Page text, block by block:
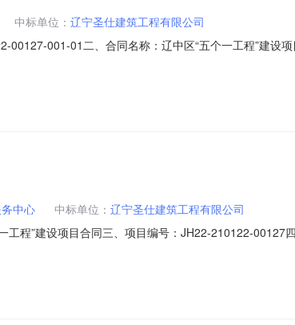
中标单位： 辽宁圣仕建筑工程有限公司
00127-001-01二、合同名称：辽中区“五个一工程”建设
联系方式：13897941116六、合同主要信息主要标的名
中心 中标单位： 辽宁圣仕建筑工程有限公司
程”建设项目合同三、项目编号：JH22-210122-00127
主要标的名称：辽中区五个一工程建设项目规格型号（或